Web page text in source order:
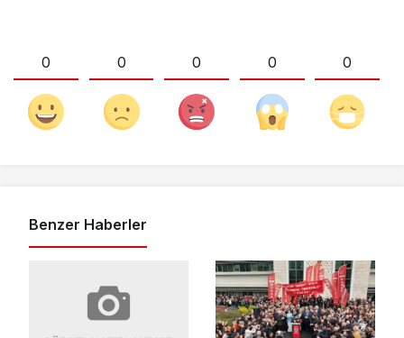
0 0 0 0 0
Benzer Haberler